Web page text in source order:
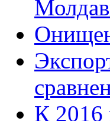
К 2016